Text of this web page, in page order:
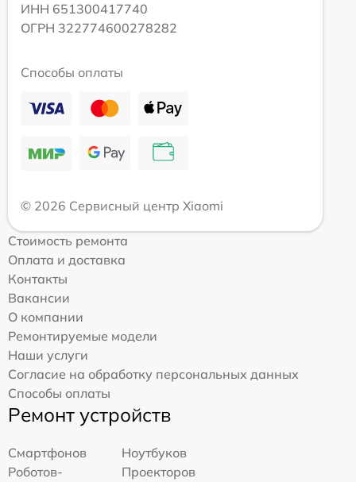
ИНН 651300417740
ОГРН 322774600278282
Способы оплаты
© 2026 Сервисный центр Xiaomi
Стоимость ремонта
Оплата и доставка
Контакты
Вакансии
О компании
Ремонтируемые модели
Наши услуги
Согласие на обработку персональных данных
Способы оплаты
Ремонт устройств
Смартфонов
Ноутбуков
Роботов-
Проекторов